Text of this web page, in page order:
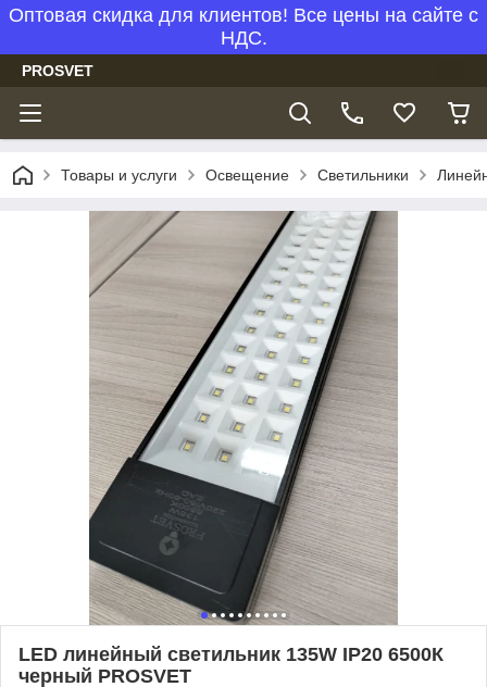
Оптовая скидка для клиентов! Все цены на сайте с
НДС.
PROSVET
Товары и услуги Освещение Светильники
LED линейный светильник 135W IP20 6500К
черный PROSVET